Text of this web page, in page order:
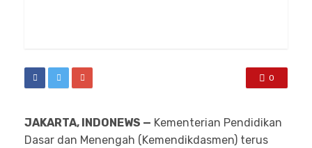
0
JAKARTA, INDONEWS — Kementerian Pendidikan
Dasar dan Menengah (Kemendikdasmen) terus